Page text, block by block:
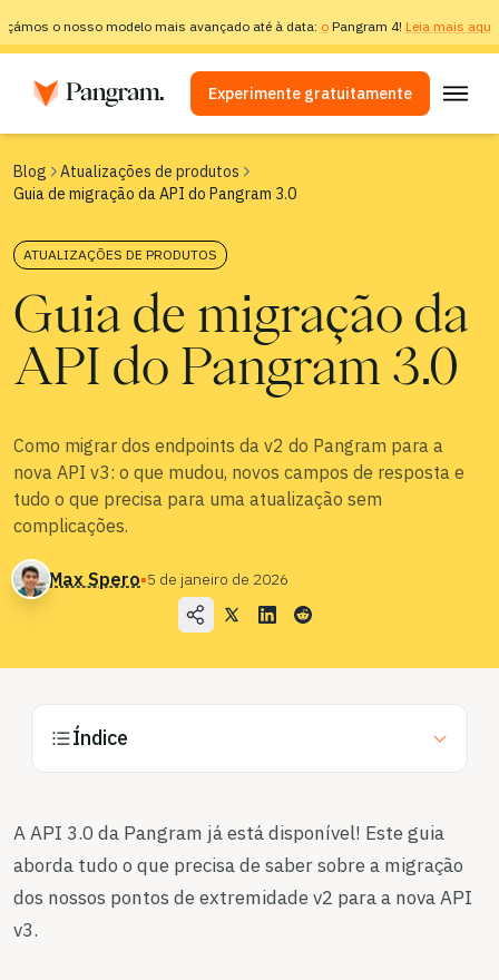
o nosso modelo mais avançado até à data: oPangram 4! Leia mais aqui.
Experimente gratuitamente
Detetor de IA
Detetor de imagem
API
Integrações
Detecção multilingue por IA
Casos de utilização
Blog
Blog
Atualizações de produtos
Guia de migração da API do Pangram 3.0
ATUALIZAÇÕES DE PRODUTOS
Guia de migração da
API do Pangram 3.0
Como migrar dos endpoints da v2 do Pangram para a
nova API v3: o que mudou, novos campos de resposta e
tudo o que precisa para uma atualização sem
complicações.
Max Spero▪5 de janeiro de 2026
Índice
A API 3.0 da Pangram já está disponível! Este guia
aborda tudo o que precisa de saber sobre a migração
dos nossos pontos de extremidade v2 para a nova API
v3.